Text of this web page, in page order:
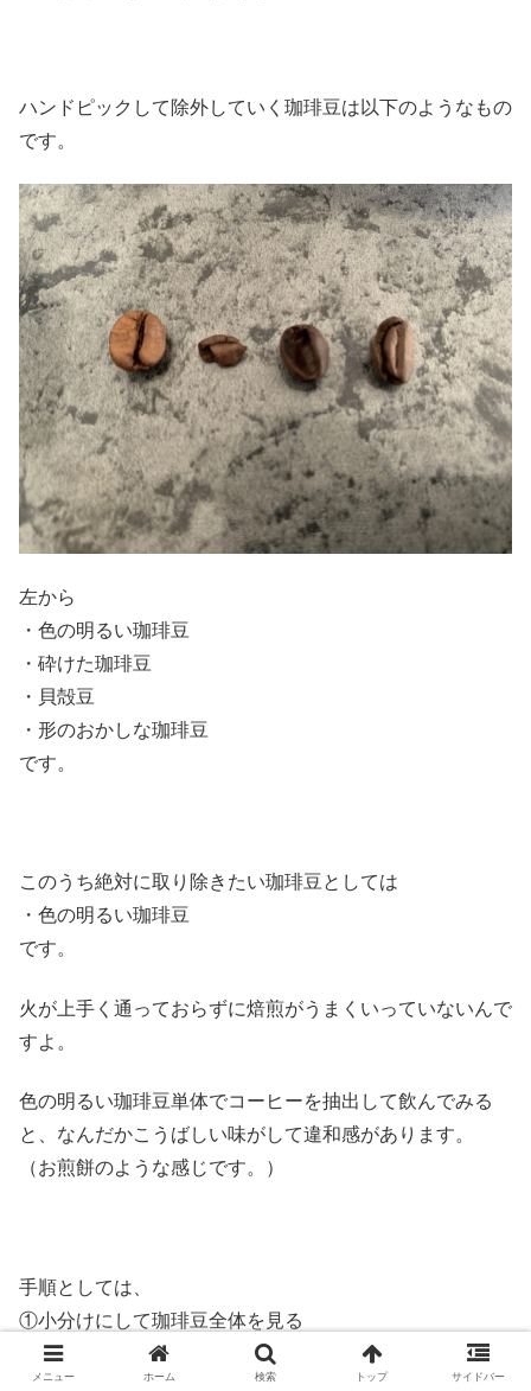
ハンドピックして除外していく珈琲豆は以下のようなもの
です。
左から
・色の明るい珈琲豆
・砕けた珈琲豆
・貝殻豆
・形のおかしな珈琲豆
です。
このうち絶対に取り除きたい珈琲豆としては
・色の明るい珈琲豆
です。
火が上手く通っておらずに焙煎がうまくいっていないんで
すよ。
色の明るい珈琲豆単体でコーヒーを抽出して飲んでみる
と、なんだかこうばしい味がして違和感があります。
（お煎餅のような感じです。）
手順としては、
①小分けにして珈琲豆全体を見る
②色が明るい珈琲豆を除外
③形状に違和感のある珈琲豆を除外（砕けたものや貝殻
メニュー ホーム 検索 トップ サイドバー